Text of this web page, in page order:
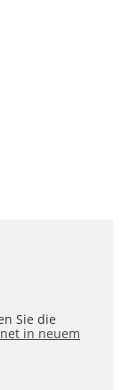
Sie die
in neuem